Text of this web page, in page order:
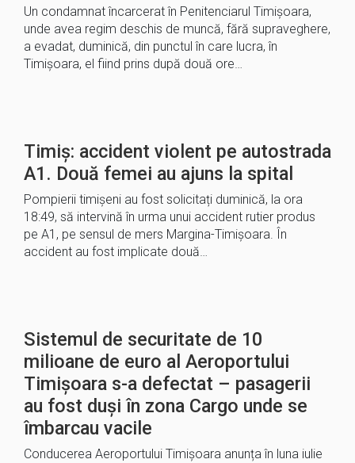
Un condamnat încarcerat în Penitenciarul Timişoara,
unde avea regim deschis de muncă, fără supraveghere,
a evadat, duminică, din punctul în care lucra, în
Timișoara, el fiind prins după două ore…
Timiș: accident violent pe autostrada
A1. Două femei au ajuns la spital
Pompierii timișeni au fost solicitați duminică, la ora
18:49, să intervină în urma unui accident rutier produs
pe A1, pe sensul de mers Margina-Timișoara. În
accident au fost implicate două…
Sistemul de securitate de 10
milioane de euro al Aeroportului
Timișoara s-a defectat – pasagerii
au fost duși în zona Cargo unde se
îmbarcau vacile
Conducerea Aeroportului Timișoara anunța în luna iulie